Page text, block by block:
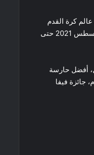
عالم كرة القدم
للعام المنتهي 2022, حيث يتم التقييم على أساس الإنجازات التي تم تحقيقها خلال الفترة بين 8 أغسطس 2021 حتى
رجال، أفضل حارسة
جائزة فيفا